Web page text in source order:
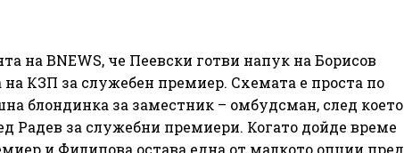
на BNEWS, че Пеевски готви напук на Борисов
КЗП за служебен премиер. Схемата е проста по
блондинка за заместник – омбудсман, след което
Радев за служебни премиери. Когато дойде време
и Филипова остава една от малкото опции пред